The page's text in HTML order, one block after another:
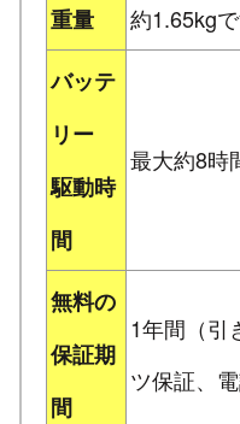
重量
約1.65kgで
バッテ
リー
駆動時
間
最大約8時
無料の
保証期
間
1年間（引
ツ保証、